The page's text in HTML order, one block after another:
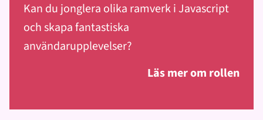
Kan du jonglera olika ramverk i Javascript
och skapa fantastiska
användarupplevelser?
Läs mer om rollen